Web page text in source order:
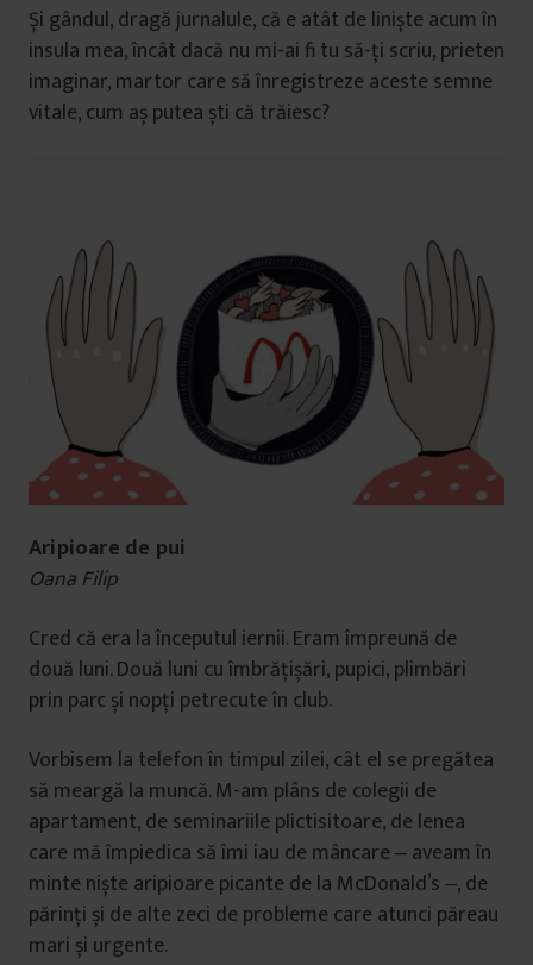
Și gândul, dragă jurnalule, că e atât de liniște acum în
insula mea, încât dacă nu mi-ai fi tu să-ți scriu, prieten
imaginar, martor care să înregistreze aceste semne
vitale, cum aș putea ști că trăiesc?
Aripioare de pui
Oana Filip
Cred că era la începutul iernii. Eram împreună de
două luni. Două luni cu îmbrățișări, pupici, plimbări
prin parc și nopți petrecute în club.
Vorbisem la telefon în timpul zilei, cât el se pregătea
să meargă la muncă. M-am plâns de colegii de
apartament, de seminariile plictisitoare, de lenea
care mă împiedica să îmi iau de mâncare ‒ aveam în
minte niște aripioare picante de la McDonald’s ‒, de
părinți și de alte zeci de probleme care atunci păreau
mari și urgente.